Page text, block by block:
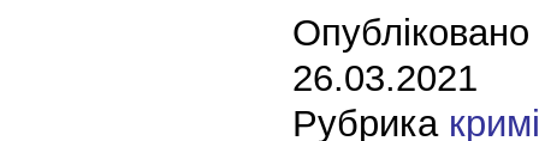
26.03.2021
Рубрика